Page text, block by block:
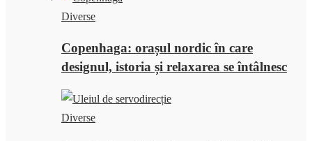
Diverse
Copenhaga: orașul nordic în care
designul, istoria și relaxarea se întâlnesc
Diverse